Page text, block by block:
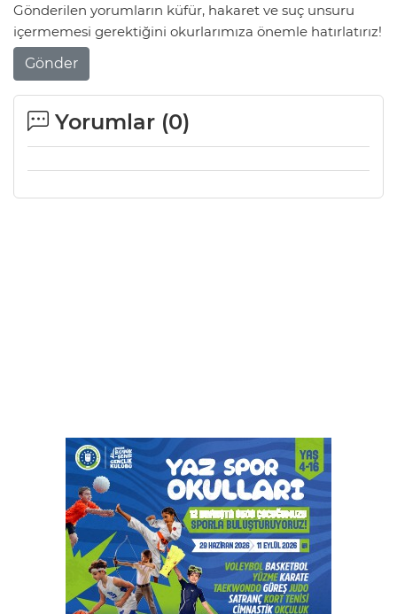
Gönderilen yorumların küfür, hakaret ve suç unsuru
içermemesi gerektiğini okurlarımıza önemle hatırlatırız!
Gönder
Yorumlar (0)